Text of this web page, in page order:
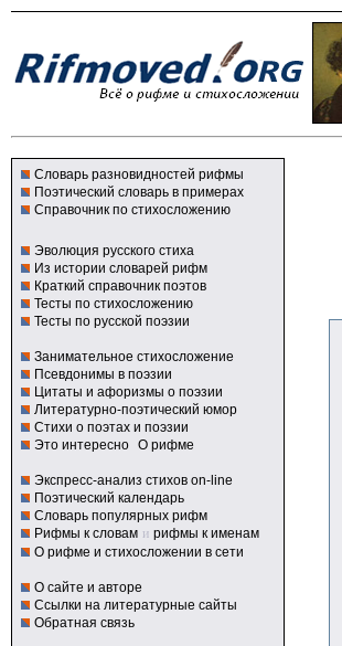
Словарь разновидностей рифмы
Поэтический словарь в примерах
Справочник по стихосложению
Эволюция русского стиха
Из истории словарей рифм
Краткий справочник поэтов
Тесты по стихосложению
Тесты по русской поэзии
Занимательное стихосложение
Псевдонимы в поэзии
Цитаты и афоризмы о поэзии
Литературно-поэтический юмор
Стихи о поэтах и поэзии
Это интересно О рифме
Экспресс-анализ стихов on-line
Поэтический календарь
Словарь популярных рифм
Рифмы к словам и рифмы к именам
О рифме и стихосложении в сети
О сайте и авторе
Ссылки на литературные сайты
Обратная связь